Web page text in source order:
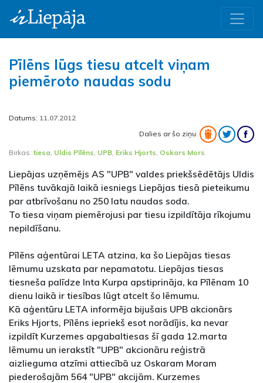
Pīlēns lūgs tiesu atcelt viņam
piemēroto naudas sodu
Datums: 11.07.2012
Dalies ar šo ziņu:
Birkas:tiesa Uldis Pīlēns UPB Eriks Hjorts Oskars Mors
Liepājas uzņēmējs AS "UPB" valdes priekšsēdētājs Uldis
Pīlēns tuvākajā laikā iesniegs Liepājas tiesā pieteikumu
par atbrīvošanu no 250 latu naudas soda.
To tiesa viņam piemērojusi par tiesu izpildītāja rīkojumu
nepildīšanu.
Pīlēns aģentūrai LETA atzina, ka šo Liepājas tiesas
lēmumu uzskata par nepamatotu. Liepājas tiesas
tiesneša palīdze Inta Kurpa apstiprināja, ka Pīlēnam 10
dienu laikā ir tiesības lūgt atcelt šo lēmumu.
Kā aģentūru LETA informēja bijušais UPB akcionārs
Eriks Hjorts, Pīlēns iepriekš esot norādījis, ka nevar
izpildīt Kurzemes apgabaltiesas šī gada 12.marta
lēmumu un ierakstīt "UPB" akcionāru reģistrā
aizlieguma atzīmi attiecībā uz Oskaram Moram
piederošajām 564 "UPB" akcijām. Kurzemes